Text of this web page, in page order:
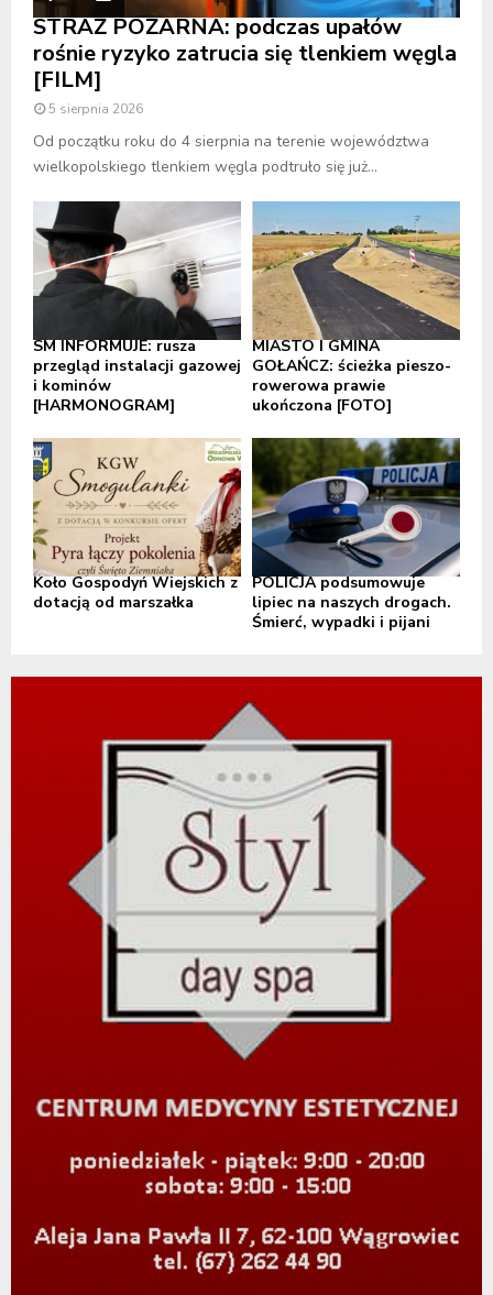
STRAŻ POŻARNA: podczas upałów
rośnie ryzyko zatrucia się tlenkiem węgla
[FILM]
5 sierpnia 2026
Od początku roku do 4 sierpnia na terenie województwa
wielkopolskiego tlenkiem węgla podtruło się już...
SM INFORMUJE: rusza
przegląd instalacji gazowej
i kominów
[HARMONOGRAM]
MIASTO I GMINA
GOŁAŃCZ: ścieżka pieszo-
rowerowa prawie
ukończona [FOTO]
Koło Gospodyń Wiejskich z
dotacją od marszałka
POLICJA podsumowuje
lipiec na naszych drogach.
Śmierć, wypadki i pijani